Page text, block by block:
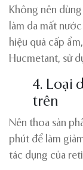
Không nên
làm da mất
hiệu quả cấp
Hucmetant, sử
4. Loại
trên
Nên thoa sản
phút để làm
tác dụng của